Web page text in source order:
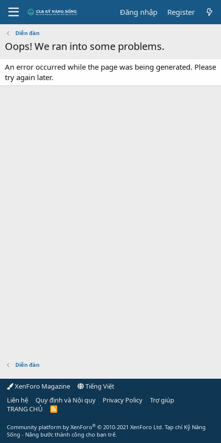
Đăng nhập Register
Diễn đàn
Oops! We ran into some problems.
An error occurred while the page was being generated. Please
try again later.
Diễn đàn
XenForo Magazine
Tiếng Việt
Liên hệ
Quy định và Nội quy Privacy Policy
Trợ giúp
TRANG CHỦ
R
Community platform by XenForo® © 2010-2021 XenForo Ltd. Tạp chí Kỹ Năng
Sống - Nâng bước thành công cho bạn trẻ.